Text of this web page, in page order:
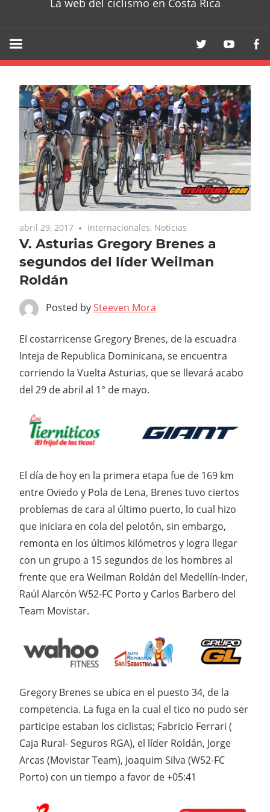
La web del ciclismo en Costa Rica
abril 29, 2017 Internacionales, Noticias
V. Asturias Gregory Brenes a
segundos del líder Weilman
Roldán
Posted bySteeven Mora
El costarricense Gregory Brenes, de la escuadra
Inteja de Republica Dominicana, se encuentra
corriendo la Vuelta Asturias, que se llevará acabo
del 29 de abril al 1° de mayo.
El día de hoy en la primera etapa fue de 169 km
entre Oviedo y Pola de Lena, Brenes tuvo ciertos
problemas de cara al último puerto, lo cual hizo
que iniciara en cola del pelotón, sin embargo,
remonta en los últimos kilómetros y logra llegar
con un grupo a 15 segundos de los hombres al
frente que era Weilman Roldán del Medellín-Inder,
Raúl Alarcón W52-FC Porto y Carlos Barbero del
Team Movistar.
Gregory Brenes se ubica en el puesto 34, de la
competencia. La fuga en la cual el tico no pudo ser
participe estaban los ciclistas; Fabricio Ferrari (
Caja Rural- Seguros RGA), el líder Roldán, Jorge
Arcas (Movistar Team), Joaquim Silva (W52-FC
Porto) con un tiempo a favor de +05:41